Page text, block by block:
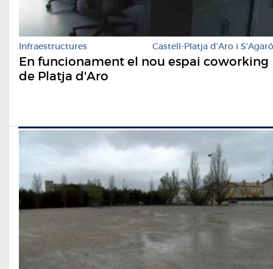
Infraestructures Castell-Platja d'Aro i S'Agaró
En funcionament el nou espai coworking
de Platja d'Aro